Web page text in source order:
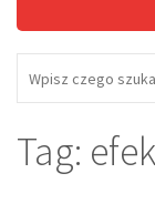
Tag: